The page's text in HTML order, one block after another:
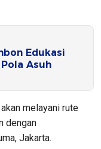
Edukasi
Asuh
melayani rute
dengan
Jakarta.